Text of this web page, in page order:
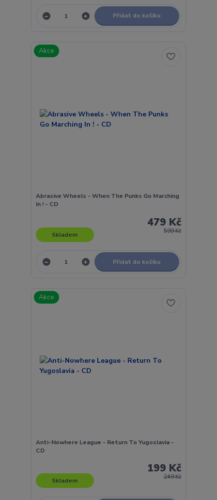
Přidat do košíku
Akce
Abrasive Wheels - When The Punks Go Marching
In ! - CD
599 Kč
479 Kč
Skladem
Přidat do košíku
Akce
Anti-Nowhere League - Return To Yugoslavia -
CD
249 Kč
199 Kč
Skladem